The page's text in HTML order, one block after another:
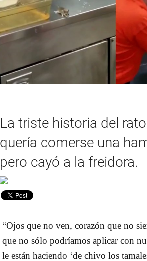
La triste historia del
quería comerse una
pero cayó a la freidora.
“Ojos que no ven, corazón que no
que no sólo podríamos aplicar con
le están haciendo ‘de chivo los